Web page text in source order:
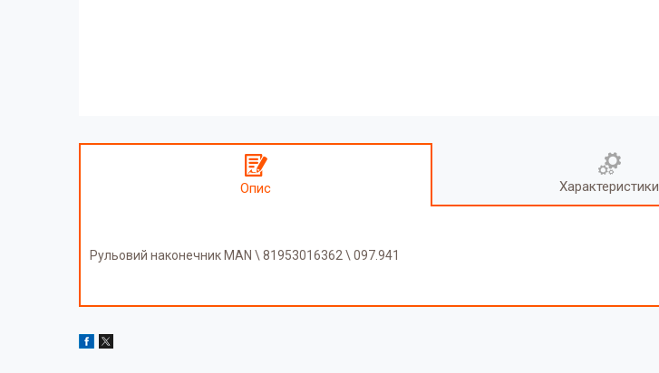
Опис Характеристики
Рульовий наконечник MAN \ 81953016362 \ 097.941